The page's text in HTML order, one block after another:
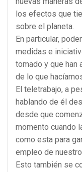
los efectos que
sobre el planeta.
En particular,
medidas e
tomado y que han
de lo que
El teletrabajo, a
hablando de él
desde que
momento cuando
como esta para
empleo de
Esto también se